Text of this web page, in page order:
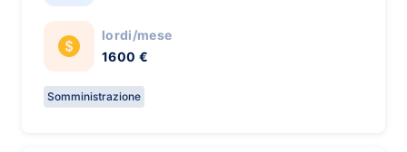
lordi/mese
1600 €
Somministrazione